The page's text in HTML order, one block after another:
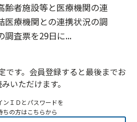
齢者施設等と医療機関の連
医療機関との連携状況の調
調査票を29日に...
です。会員登録すると最後までお
いただけます。
ンＩＤとパスワードを
ちの方はこちらから